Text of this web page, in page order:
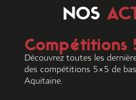
NOS
Compétitions
Découvrez toutes les
des compétitions 5×5 de
Aquitaine.